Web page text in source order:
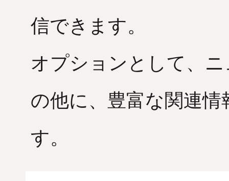
信できます。
オプションとして、
の他に、豊富な関連
す。